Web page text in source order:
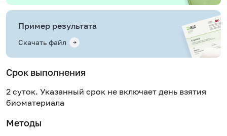
Пример результата
Скачать файл
Срок выполнения
2 суток. Указанный срок не включает день взятия
биоматериала
Методы